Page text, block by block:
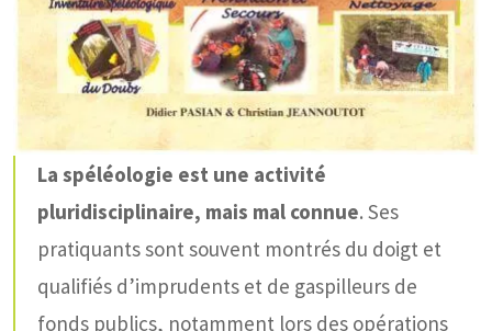
La spéléologie est une activité
pluridisciplinaire, mais mal connue. Ses
pratiquants sont souvent montrés du doigt et
qualifiés d’imprudents et de gaspilleurs de
fonds publics, notamment lors des opérations